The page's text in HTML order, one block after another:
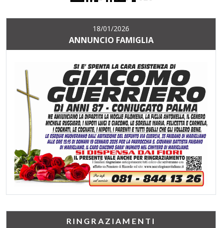
18/01/2026
ANNUNCIO FAMIGLIA
RINGRAZIAMENTI